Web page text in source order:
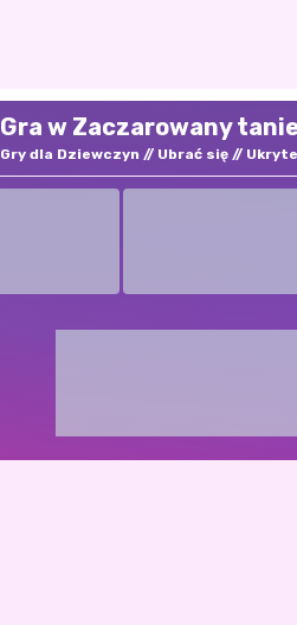
Gra w Zaczarowany
Gry dla Dziewczyn Ubrać się